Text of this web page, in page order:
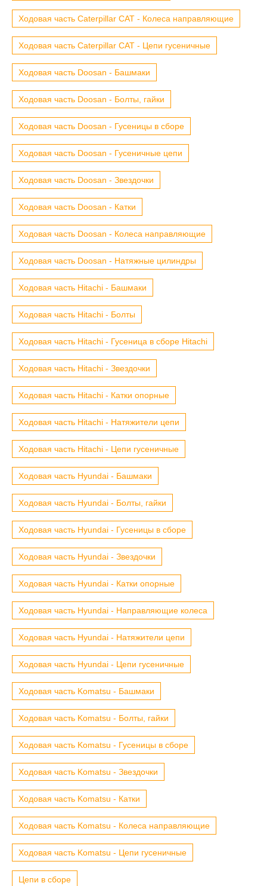
Ходовая часть Caterpillar CAT - Колеса направляющие
Ходовая часть Caterpillar CAT - Цепи гусеничные
Ходовая часть Doosan - Башмаки
Ходовая часть Doosan - Болты, гайки
Ходовая часть Doosan - Гусеницы в сборе
Ходовая часть Doosan - Гусеничные цепи
Ходовая часть Doosan - Звездочки
Ходовая часть Doosan - Катки
Ходовая часть Doosan - Колеса направляющие
Ходовая часть Doosan - Натяжные цилиндры
Ходовая часть Hitachi - Башмаки
Ходовая часть Hitachi - Болты
Ходовая часть Hitachi - Гусеница в сборе Hitachi
Ходовая часть Hitachi - Звездочки
Ходовая часть Hitachi - Катки опорные
Ходовая часть Hitachi - Натяжители цепи
Ходовая часть Hitachi - Цепи гусеничные
Ходовая часть Hyundai - Башмаки
Ходовая часть Hyundai - Болты, гайки
Ходовая часть Hyundai - Гусеницы в сборе
Ходовая часть Hyundai - Звездочки
Ходовая часть Hyundai - Катки опорные
Ходовая часть Hyundai - Направляющие колеса
Ходовая часть Hyundai - Натяжители цепи
Ходовая часть Hyundai - Цепи гусеничные
Ходовая часть Komatsu - Башмаки
Ходовая часть Komatsu - Болты, гайки
Ходовая часть Komatsu - Гусеницы в сборе
Ходовая часть Komatsu - Звездочки
Ходовая часть Komatsu - Катки
Ходовая часть Komatsu - Колеса направляющие
Ходовая часть Komatsu - Цепи гусеничные
Цепи в сборе